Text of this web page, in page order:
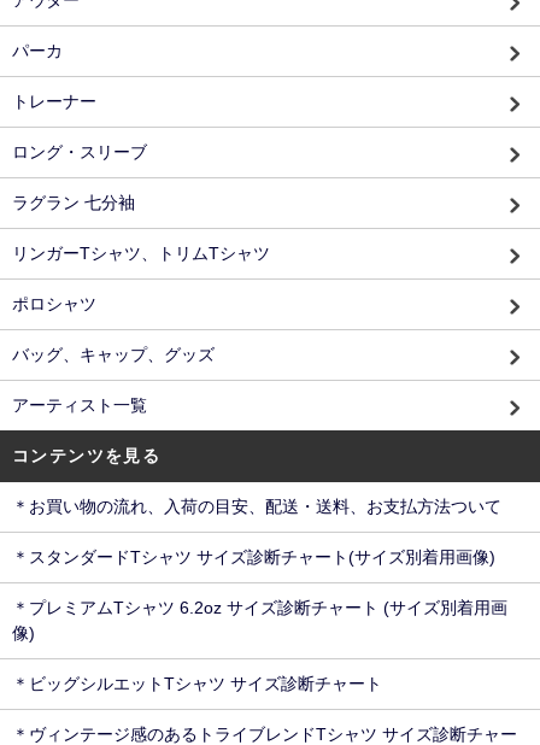
パーカ
トレーナー
ロング・スリーブ
ラグラン 七分袖
リンガーTシャツ、トリムTシャツ
ポロシャツ
バッグ、キャップ、グッズ
アーティスト一覧
コンテンツを見る
＊お買い物の流れ、入荷の目安、配送・送料、お支払方法ついて
＊スタンダードTシャツ サイズ診断チャート(サイズ別着用画像)
＊プレミアムTシャツ 6.2oz サイズ診断チャート (サイズ別着用画
像)
＊ビッグシルエットTシャツ サイズ診断チャート
＊ヴィンテージ感のあるトライブレンドTシャツ サイズ診断チャー